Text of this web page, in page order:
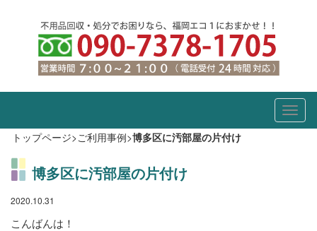
トップページ>ご利用事例>博多区に汚部屋の片付け
博多区に汚部屋の片付け
2020.10.31
こんばんは！